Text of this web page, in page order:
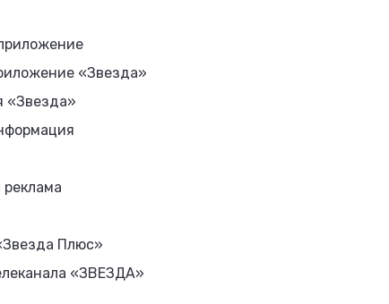
«Звезда»
«Звезда»
Плюс»
«ЗВЕЗДА»